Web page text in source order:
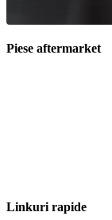
Piese aftermarket
Linkuri rapide